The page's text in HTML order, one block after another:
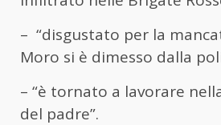
– “disgustato per la
Moro si è dimesso dalla
– “è tornato a lavorare
del padre”.